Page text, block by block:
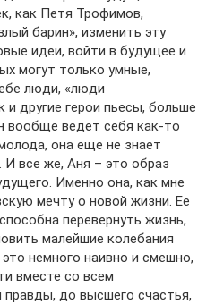
как Петя Трофимов,
барин», изменить эту
идеи, войти в будущее и
могут только умные,
люди, «люди
другие герои пьесы, больше
вообще ведет себя как-то
она еще не знает
все же, Аня – это образ
Именно она, как мне
мечту о новой жизни. Ее
перевернуть жизнь,
малейшие колебания
немного наивно и смешно,
вместе со всем
до высшего счастья,